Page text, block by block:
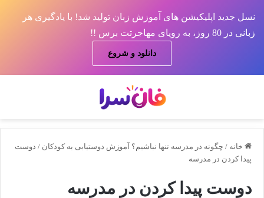
نسل جدید اپلیکیشن های آموزش زبان تولید شد! با یادگیری هر
زبانی در 80 روز، به رویای مهاجرتت برس !!
دانلود و شروع
خانه / چگونه در مدرسه تنها نباشیم؟ آموزش دوستیابی به کودکان / دوست
پیدا کردن در مدرسه
دوست پیدا کردن در مدرسه